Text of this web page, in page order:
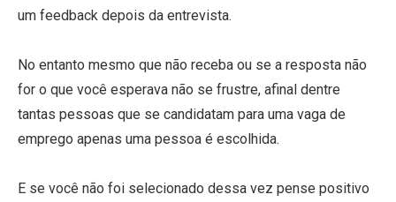
um feedback depois da entrevista.
No entanto mesmo que não receba ou se a resposta não
for o que você esperava não se frustre, afinal dentre
tantas pessoas que se candidatam para uma vaga de
emprego apenas uma pessoa é escolhida.
E se você não foi selecionado dessa vez pense positivo